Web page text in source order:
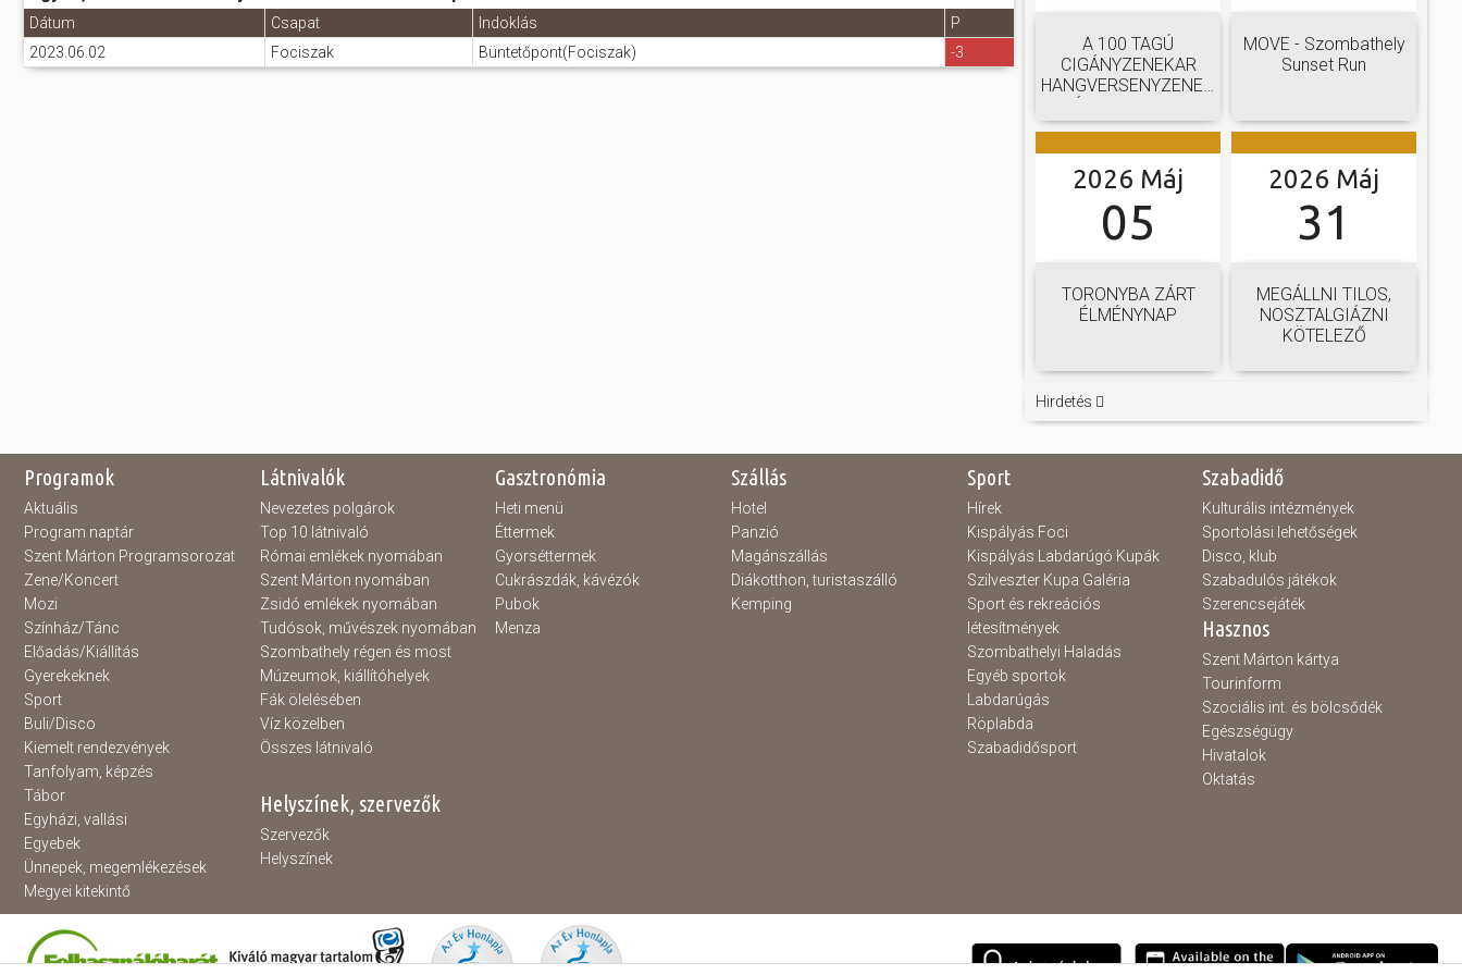
A 100 TAGÚ
CIGÁNYZENEKAR
HANGVERSENYZENEKARI
MOVE - Szombathely
Sunset Run
2026 Máj
05
TORONYBA ZÁRT
ÉLMÉNYNAP
2026 Máj
31
MEGÁLLNI TILOS,
NOSZTALGIÁZNI
KÖTELEZŐ
Hirdetés
Dátum Csapat Indoklás
P
2023.06.02
Fociszak Büntetőpont(Fociszak) -3
Programok
Aktuális
Program naptár
Szent Márton Programsorozat
Zene/Koncert
Mozi
Színház/Tánc
Előadás/Kiállítás
Gyerekeknek
Sport
Buli/Disco
Kiemelt rendezvények
Tanfolyam, képzés
Tábor
Egyházi, vallási
Egyebek
Ünnepek, megemlékezések
Megyei kitekintő
Látnivalók
Nevezetes polgárok
Top 10 látnivaló
Római emlékek nyomában
Szent Márton nyomában
Zsidó emlékek nyomában
Tudósok, művészek nyomában
Szombathely régen és most
Múzeumok, kiállítóhelyek
Fák ölelésében
Víz közelben
Összes látnivaló
Gasztronómia
Heti menü
Éttermek
Gyorséttermek
Cukrászdák, kávézók
Pubok
Menza
Szállás
Hotel
Panzió
Magánszállás
Diákotthon, turistaszálló
Kemping
Sport
Hírek
Kispályás Foci
Kispályás Labdarúgó Kupák
Szilveszter Kupa Galéria
Sport és rekreációs
létesítmények
Szombathelyi Haladás
Egyéb sportok
Labdarúgás
Röplabda
Szabadidősport
Szabadidő
Kulturális intézmények
Sportolási lehetőségek
Disco, klub
Szabadulós játékok
Szerencsejáték
Hasznos
Szent Márton kártya
Tourinform
Szociális int. és bölcsődék
Egészségügy
Hivatalok
Oktatás
Helyszínek, szervezők
Szervezők
Helyszínek